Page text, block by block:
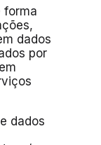
forma
dados
por
dados